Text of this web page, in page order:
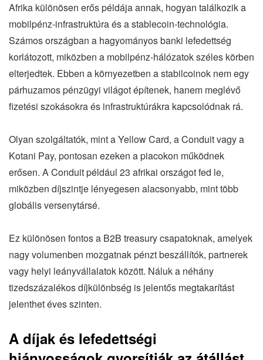
Afrika különösen erős példája annak, hogyan találkozik a
mobilpénz-infrastruktúra és a stablecoin-technológia.
Számos országban a hagyományos banki lefedettség
korlátozott, miközben a mobilpénz-hálózatok széles körben
elterjedtek. Ebben a környezetben a stabilcoinok nem egy
párhuzamos pénzügyi világot építenek, hanem meglévő
fizetési szokásokra és infrastruktúrákra kapcsolódnak rá.
Olyan szolgáltatók, mint a Yellow Card, a Conduit vagy a
Kotani Pay, pontosan ezeken a piacokon működnek
erősen. A Conduit például 23 afrikai országot fed le,
miközben díjszintje lényegesen alacsonyabb, mint több
globális versenytársé.
Ez különösen fontos a B2B treasury csapatoknak, amelyek
nagy volumenben mozgatnak pénzt beszállítók, partnerek
vagy helyi leányvállalatok között. Náluk a néhány
tizedszázalékos díjkülönbség is jelentős megtakarítást
jelenthet éves szinten.
A díjak és lefedettségi